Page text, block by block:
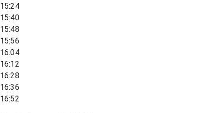
15:24
15:40
15:48
15:56
16:04
16:12
16:28
16:36
16:52